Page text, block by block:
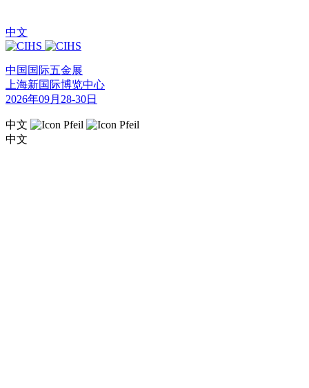
中文
中国国际五金展
上海新国际博览中心
2026年09月28-30日
中文
中文